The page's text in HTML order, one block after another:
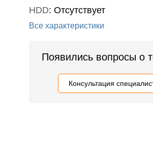
HDD: Отсутствует
Все характеристики
Появились вопросы о
Консультация